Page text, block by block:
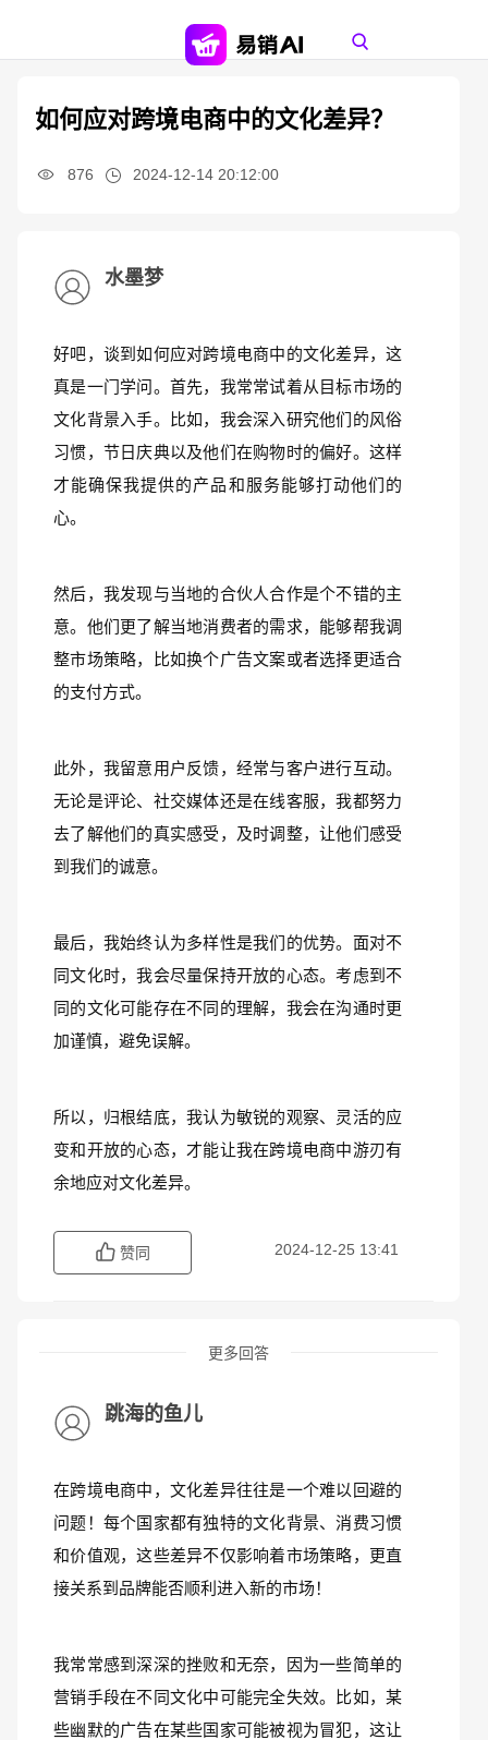
如何应对跨境电商中的文化差异？
876 2024-12-14 20:12:00
水墨梦
好吧，谈到如何应对跨境电商中的文化差异，这
真是一门学问。首先，我常常试着从目标市场的
文化背景入手。比如，我会深入研究他们的风俗
习惯，节日庆典以及他们在购物时的偏好。这样
才能确保我提供的产品和服务能够打动他们的
心。
然后，我发现与当地的合伙人合作是个不错的主
意。他们更了解当地消费者的需求，能够帮我调
整市场策略，比如换个广告文案或者选择更适合
的支付方式。
此外，我留意用户反馈，经常与客户进行互动。
无论是评论、社交媒体还是在线客服，我都努力
去了解他们的真实感受，及时调整，让他们感受
到我们的诚意。
最后，我始终认为多样性是我们的优势。面对不
同文化时，我会尽量保持开放的心态。考虑到不
同的文化可能存在不同的理解，我会在沟通时更
加谨慎，避免误解。
所以，归根结底，我认为敏锐的观察、灵活的应
变和开放的心态，才能让我在跨境电商中游刃有
余地应对文化差异。
赞同 2024-12-25 13:41
更多回答
跳海的鱼儿
在跨境电商中，文化差异往往是一个难以回避的
问题！每个国家都有独特的文化背景、消费习惯
和价值观，这些差异不仅影响着市场策略，更直
接关系到品牌能否顺利进入新的市场！
我常常感到深深的挫败和无奈，因为一些简单的
营销手段在不同文化中可能完全失效。比如，某
些幽默的广告在某些国家可能被视为冒犯，这让